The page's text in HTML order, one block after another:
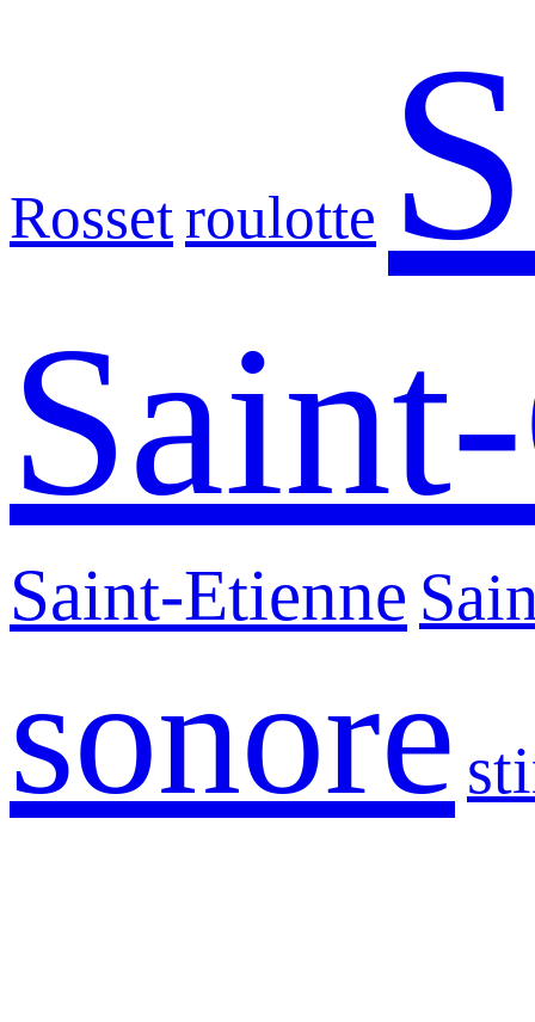
Rossetroulotte
Saint-Etienne
sonore